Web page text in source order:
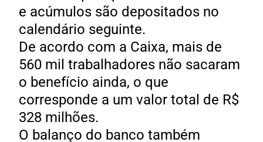
e acúmulos são depositados no
calendário seguinte.
De acordo com a Caixa, mais de
560 mil trabalhadores não sacaram
o benefício ainda, o que
corresponde a um valor total de R$
328 milhões.
O balanço do banco também